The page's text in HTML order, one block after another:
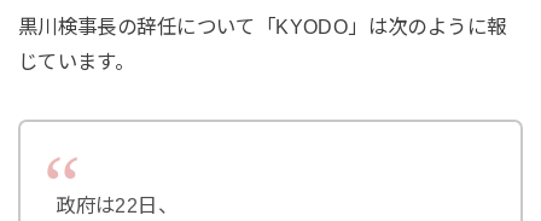
黒川検事長の辞任について「KYODO」は次のように報
じています。
政府は22日、